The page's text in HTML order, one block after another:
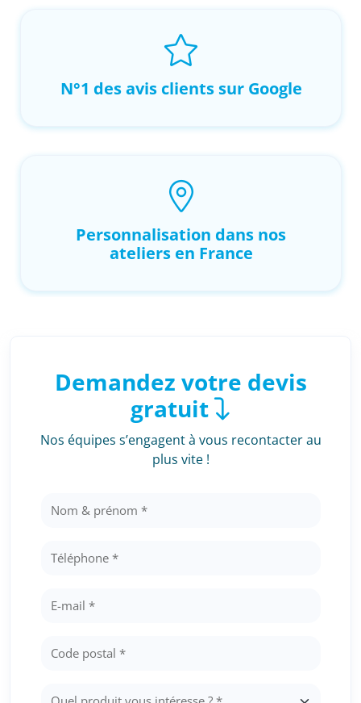
N°1 des avis clients sur Google
Personnalisation dans nos
ateliers en France
Demandez votre devis
gratuit
Nos équipes s’engagent à vous recontacter au
plus vite !